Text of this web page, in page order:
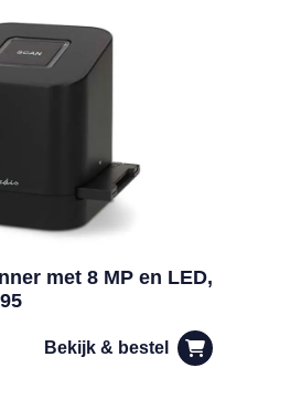
met 8 MP en LED,
Bekijk & bestel